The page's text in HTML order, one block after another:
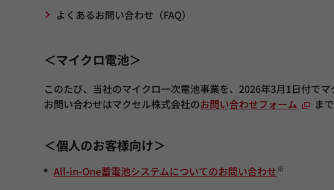
よくあるお問い合わせ（FAQ）
＜マイクロ電池＞
このたび、当社のマイクロ一次電池事業を、2026年3月1日付でマ
お問い合わせはマクセル株式会社のお問い合わせフォーム ま
＜個人のお客様向け＞
All-in-One蓄電池システムについてのお問い合わせ※